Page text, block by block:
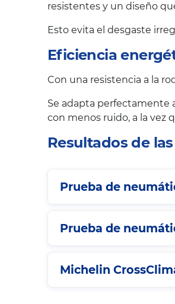
resistentes y un diseño
Esto evita el desgaste
Eficiencia
Con una resistencia a la
Se adapta perfectamente
con menos ruido, a la vez
Resultados de
Prueba de
Prueba de
Michelin